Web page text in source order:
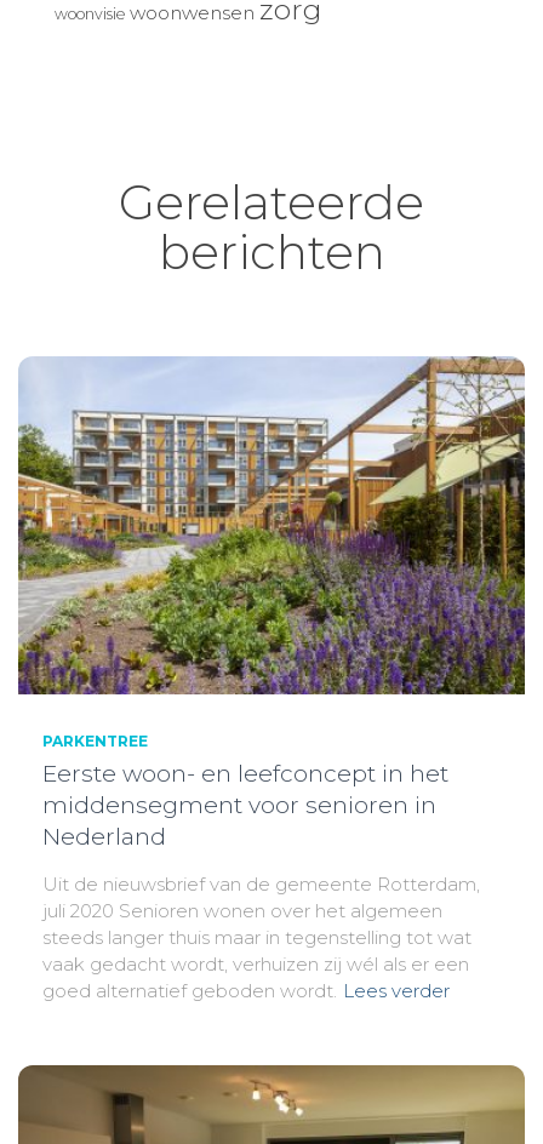
woonvisie woonwensen zorg
Gerelateerde
berichten
PARKENTREE
Eerste woon- en leefconcept in het
middensegment voor senioren in
Nederland
Uit de nieuwsbrief van de gemeente Rotterdam,
juli 2020 Senioren wonen over het algemeen
steeds langer thuis maar in tegenstelling tot wat
vaak gedacht wordt, verhuizen zij wél als er een
goed alternatief geboden wordt. Lees verder